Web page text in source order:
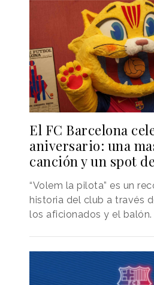
El FC Barcelona
aniversario: una
canción y un spot
“Volem la pilota” es un
historia del club a través
los aficionados y el balón.